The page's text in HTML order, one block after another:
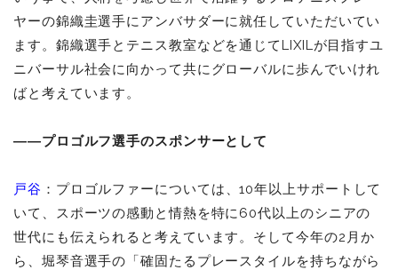
ヤーの錦織圭選手にアンバサダーに就任していただいてい
ます。錦織選手とテニス教室などを通じてLIXILが目指すユ
ニバーサル社会に向かって共にグローバルに歩んでいけれ
ばと考えています。
――プロゴルフ選手のスポンサーとして
戸谷 ：プロゴルファーについては、10年以上サポートして
いて、スポーツの感動と情熱を特に60代以上のシニアの
世代にも伝えられると考えています。 そして今年の2月か
ら、堀琴音選手の「確固たるプレースタイルを持ちながら